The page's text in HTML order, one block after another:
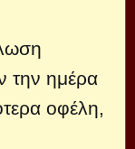
την ημέρα
οφέλη,